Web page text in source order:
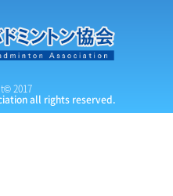
2017
all rights reserved.